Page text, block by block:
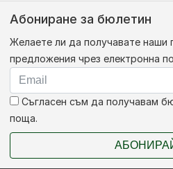
Абониране за бюлетин
Желаете ли да получавате наши
предложения чрез електронна
Съгласен съм да получавам
поща.